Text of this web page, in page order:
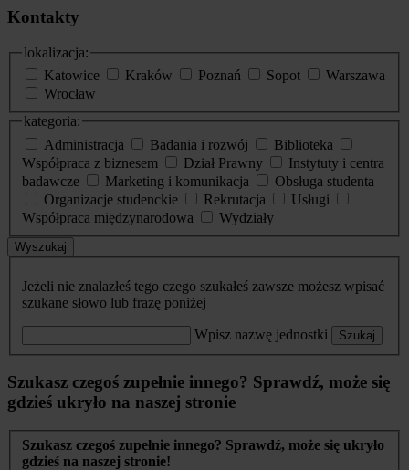
Kontakty
lokalizacja:
Katowice
Kraków Poznań Sopot
Warszawa
Wrocław
kategoria:
Administracja
Badania i rozwój
Biblioteka
Współpraca z biznesem
Dział Prawny
Instytuty i centra
badawcze
Marketing i komunikacja
Obsługa studenta
Organizacje studenckie
Rekrutacja
Usługi
Współpraca międzynarodowa
Wydziały
Wyszukaj
Jeżeli nie znalazłeś tego czego szukałeś zawsze możesz wpisać
szukane słowo lub frazę poniżej
Wpisz nazwę jednostki Szukaj
Szukasz czegoś zupełnie innego? Sprawdź, może się
gdzieś ukryło na naszej stronie
Szukasz czegoś zupełnie innego? Sprawdź, może się ukryło
gdzieś na naszej stronie!